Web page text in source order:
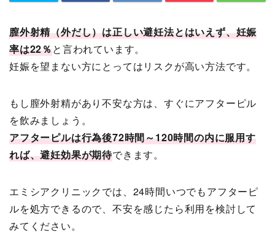
膣外射精（外だし）は正しい避妊法とはいえず、妊娠
率は22％と言われています。
妊娠を望まない方にとってはリスクが高い方法です。
もし膣外射精があり不安な方は、すぐにアフターピル
を飲みましょう。
アフターピルは行為後72時間～120時間の内に服用す
れば、避妊効果が期待できます。
エミシアクリニックでは、24時間いつでもアフターピ
ルを処方できるので、不安を感じたら利用を検討して
みてください。